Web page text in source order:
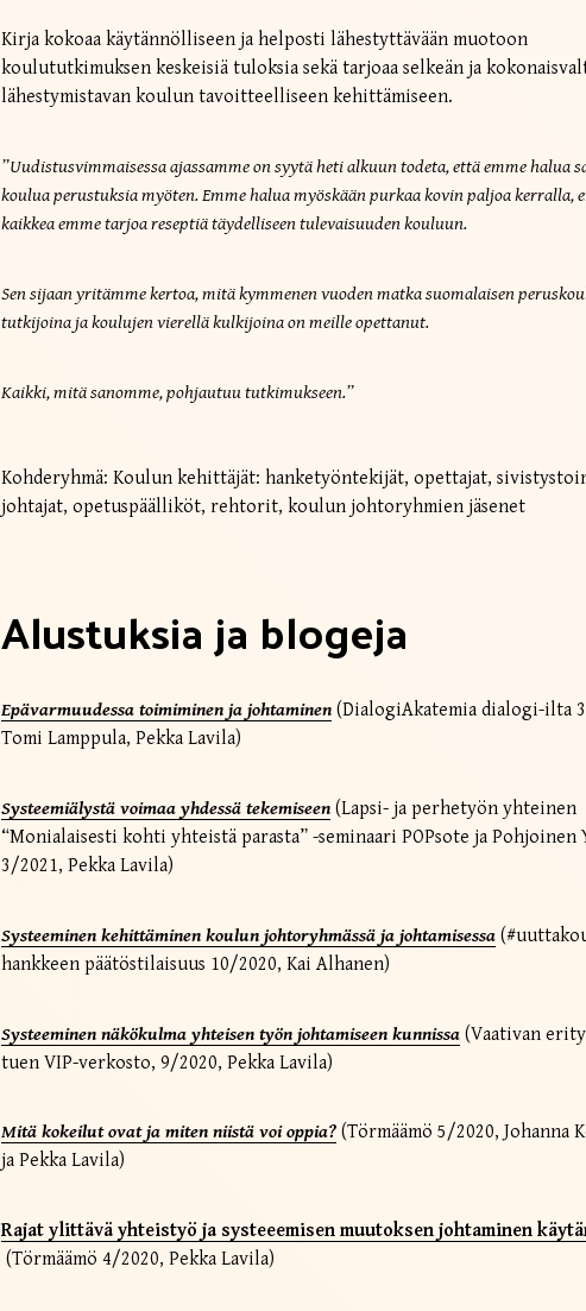
Kirja kokoaa käytännölliseen ja helposti lähestyttävään muotoon
koulututkimuksen keskeisiä tuloksia sekä tarjoaa selkeän ja
lähestymistavan koulun tavoitteelliseen kehittämiseen.
”Uudistusvimmaisessa ajassamme on syytä heti alkuun todeta, että emme halua
koulua perustuksia myöten. Emme halua myöskään purkaa kovin paljoa kerralla,
kaikkea emme tarjoa reseptiä täydelliseen tulevaisuuden kouluun.
Sen sijaan yritämme kertoa, mitä kymmenen vuoden matka suomalaisen
tutkijoina ja koulujen vierellä kulkijoina on meille opettanut.
Kaikki, mitä sanomme, pohjautuu tutkimukseen.”
Kohderyhmä: Koulun kehittäjät: hanketyöntekijät, opettajat,
johtajat, opetuspäälliköt, rehtorit, koulun johtoryhmien jäsenet
Alustuksia ja blogeja
Epävarmuudessa toimiminen ja johtaminen (DialogiAkatemia dialogi-ilta
Tomi Lamppula, Pekka Lavila)
Systeemiälystä voimaa yhdessä tekemiseen (Lapsi- ja perhetyön yhteinen
“Monialaisesti kohti yhteistä parasta” -seminaari POPsote ja Pohjoinen
3/2021, Pekka Lavila)
Systeeminen kehittäminen koulun johtoryhmässä ja johtamisessa
hankkeen päätöstilaisuus 10/2020, Kai Alhanen)
Systeeminen näkökulma yhteisen työn johtamiseen kunnissa (Vaativan
tuen VIP-verkosto, 9/2020, Pekka Lavila)
Mitä kokeilut ovat ja miten niistä voi oppia? (Törmäämö 5/2020, Johanna
ja Pekka Lavila)
Rajat ylittävä yhteistyö ja systeeemisen muutoksen johtaminen
(Törmäämö 4/2020, Pekka Lavila)